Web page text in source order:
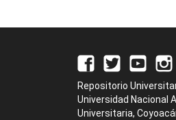
Repositorio
Universidad Nacional
Universitaria,